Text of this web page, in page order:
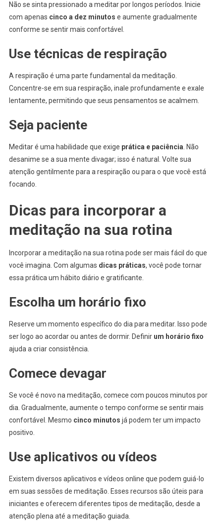
Não se sinta pressionado a meditar por longos períodos. Inicie
com apenas cinco a dez minutos e aumente gradualmente
conforme se sentir mais confortável.
Use técnicas de respiração
A respiração é uma parte fundamental da meditação.
Concentre-se em sua respiração, inale profundamente e exale
lentamente, permitindo que seus pensamentos se acalmem.
Seja paciente
Meditar é uma habilidade que exige prática e paciência . Não
desanime se a sua mente divagar; isso é natural. Volte sua
atenção gentilmente para a respiração ou para o que você está
focando.
Dicas para incorporar a
meditação na sua rotina
Incorporar a meditação na sua rotina pode ser mais fácil do que
você imagina. Com algumas dicas práticas, você pode tornar
essa prática um hábito diário e gratificante.
Escolha um horário fixo
Reserve um momento específico do dia para meditar. Isso pode
ser logo ao acordar ou antes de dormir. Definir um horário fixo
ajuda a criar consistência.
Comece devagar
Se você é novo na meditação, comece com poucos minutos por
dia. Gradualmente, aumente o tempo conforme se sentir mais
confortável. Mesmo cinco minutos já podem ter um impacto
positivo.
Use aplicativos ou vídeos
Existem diversos aplicativos e vídeos online que podem guiá-lo
em suas sessões de meditação. Esses recursos são úteis para
iniciantes e oferecem diferentes tipos de meditação, desde a
atenção plena até a meditação guiada.